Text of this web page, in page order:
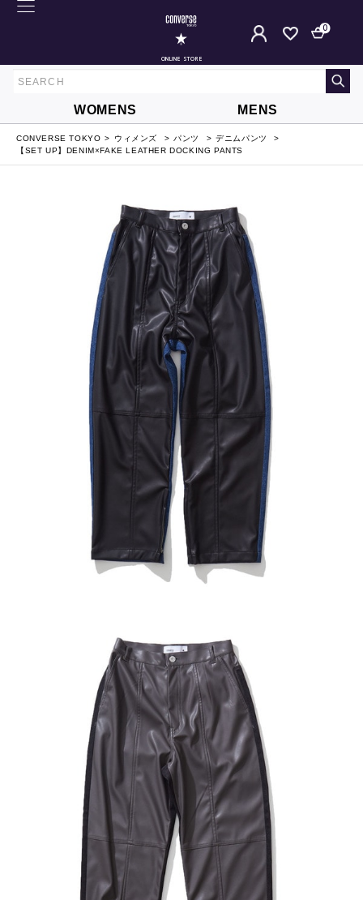
ONLINE STORE
0
WOMENS MENS
CONVERSE TOKYO ウィメンズ パンツ
デニムパンツ
【SET UP】DENIM×FAKE LEATHER DOCKING PANTS